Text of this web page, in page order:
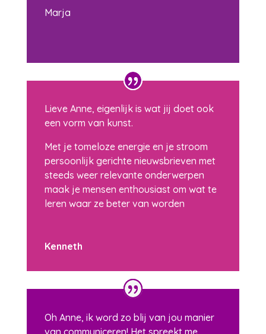
Marja
Lieve Anne, eigenlijk is wat jij doet ook
een vorm van kunst.
Met je tomeloze energie en je stroom
persoonlijk gerichte nieuwsbrieven met
steeds weer relevante onderwerpen
maak je mensen enthousiast om wat te
leren waar ze beter van worden
Kenneth
Oh Anne, ik word zo blij van jou manier